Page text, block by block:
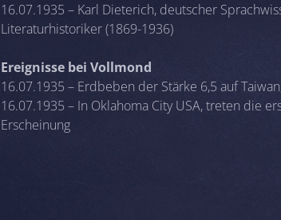
16.07.1935 – Karl Dieterich, deutscher
Literaturhistoriker (1869-1936)
Ereignisse bei Vollmond
16.07.1935 – Erdbeben der Stärke 6,5 auf
16.07.1935 – In Oklahoma City USA, treten die
Erscheinung